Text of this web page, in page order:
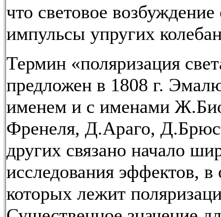
что световое возбуждение
импульсы упругих
Термин «поляризация
предложен в 1808 г.
именем и с именами
Френеля, Д.Араго,
других связано начало
исследования эффектов, в
которых лежит